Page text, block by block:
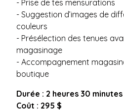
- Prise de tes mensurations
- Suggestion d’images de
couleurs
- Présélection des tenues
magasinage
- Accompagnement
boutique
Durée : 2 heures 30 minutes
Coût : 295 $